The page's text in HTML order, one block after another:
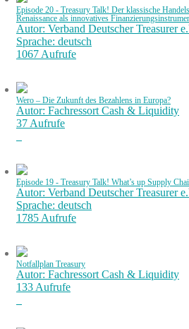
Episode 20 - Treasury Talk! Der klassische
Renaissance als innovatives
Autor: Verband Deutscher Treasurer
Sprache: deutsch
1067 Aufrufe
Wero – Die Zukunft des Bezahlens in Europa?
Autor: Fachressort Cash & Liquidity
37 Aufrufe
Episode 19 - Treasury Talk! What’s up Supply
Autor: Verband Deutscher Treasurer
Sprache: deutsch
1785 Aufrufe
Notfallplan Treasury
Autor: Fachressort Cash & Liquidity
133 Aufrufe